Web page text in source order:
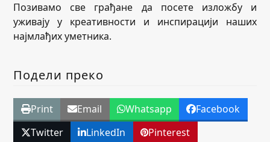
Позивамо све грађане да посете изложбу и
уживају у креативности и инспирацији наших
најмлађих уметника.
Подели преко
Print Email Whatsapp
Facebook
Twitter
LinkedIn Pinterest